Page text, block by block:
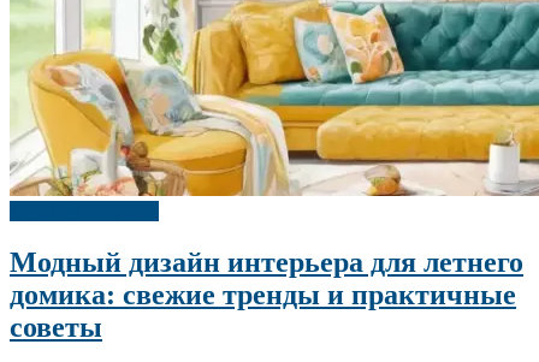
Модный дизайн интерьера для летнего
домика: свежие тренды и практичные
советы